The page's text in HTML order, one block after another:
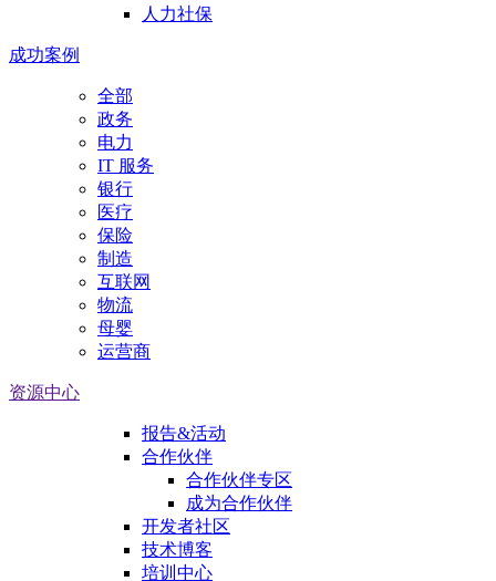
人力社保
成功案例
全部
政务
电力
IT 服务
银行
医疗
保险
制造
互联网
物流
母婴
运营商
资源中心
报告&活动
合作伙伴
合作伙伴专区
成为合作伙伴
开发者社区
技术博客
培训中心